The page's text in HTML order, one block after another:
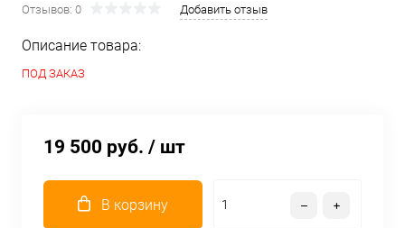
Отзывов: 0 Добавить отзыв
Описание товара:
ПОД ЗАКАЗ
19 500 руб. / шт
В корзину